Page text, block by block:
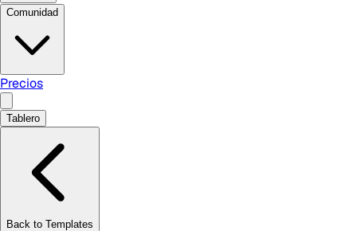
Comunidad
Precios
Tablero
Back to Templates